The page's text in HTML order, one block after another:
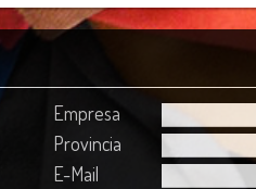
Empresa
Provincia
E-Mail